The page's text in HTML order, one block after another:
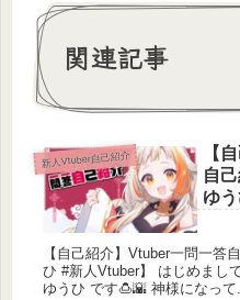
関連記事
新人Vtuber自己紹介
【
自
ゆ
【自己紹介】Vtuber一問一答
ひ #新人Vtuber】 はじめまして！ 神様見習い系Vtuberの 神楽
ゆうひ です🍮🌇 神様になって